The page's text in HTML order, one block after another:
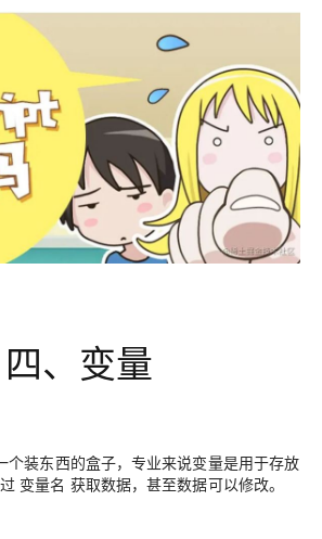
四、变量
个装东西的盒子，专业来说变量是用于存放
变量名 获取数据，甚至数据可以修改。